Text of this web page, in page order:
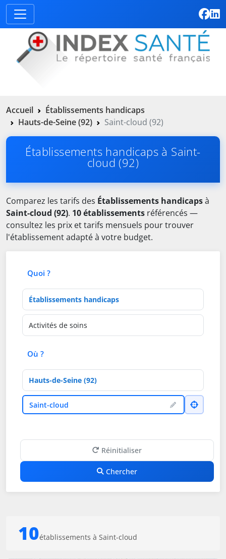
Accueil
Établissements handicaps
Hauts-de-Seine (92)
Saint-cloud (92)
Établissements handicaps à Saint-
cloud (92)
Comparez les tarifs des Établissements handicapsà
Saint-cloud (92). 10 établissements référencés —
consultez les prix et tarifs mensuels pour trouver
l'établissement adapté à votre budget.
Quoi ?
Type d'établissement
Activités de soins
Où ?
Département
VilleSaint-cloud
Réinitialiser
Chercher
10établissements à Saint-cloud